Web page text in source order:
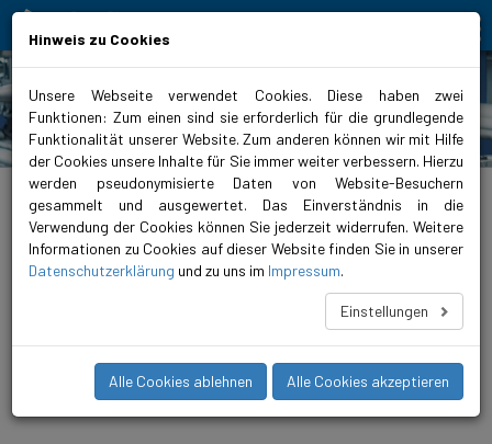
Produkte
biral.de > Produkte > Heizung > Inlinepumpen geregelt > VivarA
VivarA M 65-21 340
Die VivarA ist eine geregelte, kompakte und langlebige
Inlinepumpe mit höchster Energieeffizienz (iE5). Diese neue
Pumpenfamilie fördert Medien in Temperaturbereichen von
-20°C bis +140°C und ist somit für alle gängigen HLKK-
und der Biral ONE App (iOS/Android) konfigurieren, überwachen
und analysieren Sie die Pumpe bequem mit Ihrem Smartphone.
Hinweis zu Cookies
Unsere Webseite verwendet Cookies. Diese haben zwei
Funktionen: Zum einen sind sie erforderlich für die grundlegende
Funktionalität unserer Website. Zum anderen können wir mit Hilfe
der Cookies unsere Inhalte für Sie immer weiter verbessern. Hierzu
werden pseudonymisierte Daten von Website-Besuchern
gesammelt und ausgewertet. Das Einverständnis in die
Verwendung der Cookies können Sie jederzeit widerrufen. Weitere
Informationen zu Cookies auf dieser Website finden Sie in unserer
Datenschutzerklärung und zu uns im Impressum.
Einstellungen
Alle Cookies ablehnen Alle Cookies akzeptieren